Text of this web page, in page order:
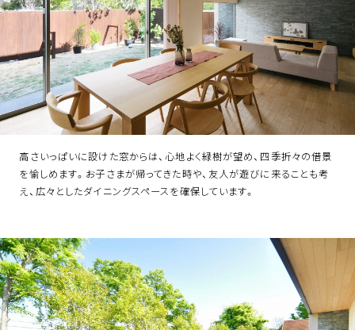
高さいっぱいに設けた窓からは、心地よく緑樹が望め、四季折々の借景
を愉しめます。お子さまが帰ってきた時や、友人が遊びに来ることも考
え、広々としたダイニングスペースを確保しています。